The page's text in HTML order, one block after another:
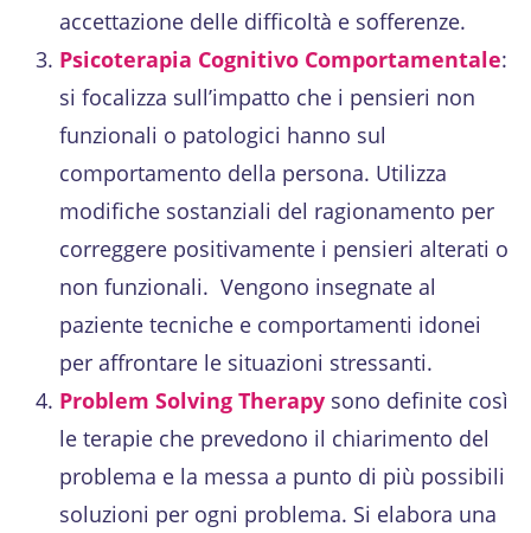
accettazione delle difficoltà e sofferenze.
Psicoterapia Cognitivo Comportamentale:
si focalizza sull’impatto che i pensieri non
funzionali o patologici hanno sul
comportamento della persona. Utilizza
modifiche sostanziali del ragionamento per
correggere positivamente i pensieri alterati o
non funzionali. Vengono insegnate al
paziente tecniche e comportamenti idonei
per affrontare le situazioni stressanti.
Problem Solving Therapy sono definite così
le terapie che prevedono il chiarimento del
problema e la messa a punto di più possibili
soluzioni per ogni problema. Si elabora una